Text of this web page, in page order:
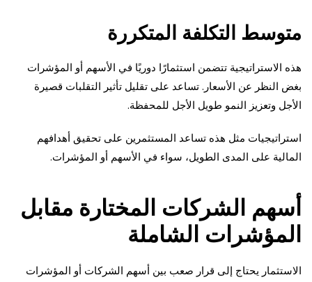
متوسط التكلفة المتكررة
هذه الاستراتيجية تتضمن استثمارًا دوريًا في الأسهم أو المؤشرات
بغض النظر عن الأسعار. تساعد على تقليل تأثير التقلبات قصيرة
الأجل وتعزيز النمو طويل الأجل للمحفظة.
استراتيجيات مثل هذه تساعد المستثمرين على تحقيق أهدافهم
المالية على المدى الطويل، سواء في الأسهم أو المؤشرات.
أسهم الشركات المختارة مقابل
المؤشرات الشاملة
الاستثمار يحتاج إلى قرار صعب بين أسهم الشركات أو المؤشرات